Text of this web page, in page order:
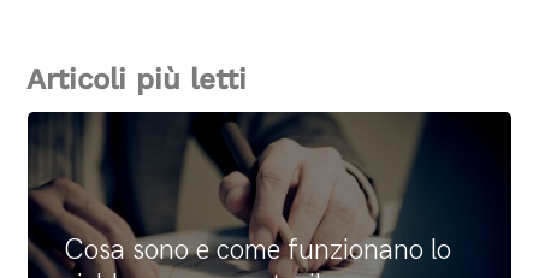
Articoli più letti
Cosa sono e come funzionano lo